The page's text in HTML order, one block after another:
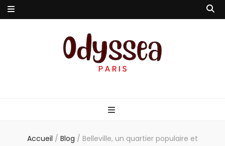
Accueil / Blog / Belleville, un quartier populaire et